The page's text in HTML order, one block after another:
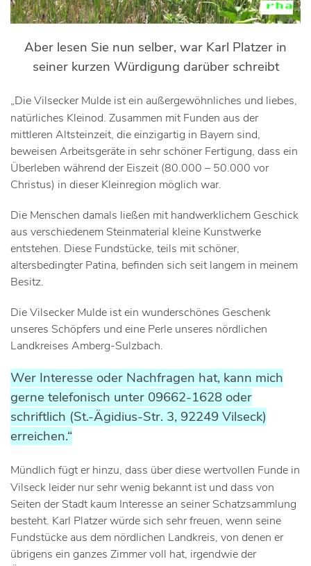
Aber lesen Sie nun selber, war Karl Platzer in
seiner kurzen Würdigung darüber schreibt
„Die Vilsecker Mulde ist ein außergewöhnliches und liebes,
natürliches Kleinod. Zusammen mit Funden aus der
mittleren Altsteinzeit, die einzigartig in Bayern sind,
beweisen Arbeitsgeräte in sehr schöner Fertigung, dass ein
Überleben während der Eiszeit (80.000 – 50.000 vor
Christus) in dieser Kleinregion möglich war.
Die Menschen damals ließen mit handwerklichem Geschick
aus verschiedenem Steinmaterial kleine Kunstwerke
entstehen. Diese Fundstücke, teils mit schöner,
altersbedingter Patina, befinden sich seit langem in meinem
Besitz.
Die Vilsecker Mulde ist ein wunderschönes Geschenk
unseres Schöpfers und eine Perle unseres nördlichen
Landkreises Amberg-Sulzbach.
Wer Interesse oder Nachfragen hat, kann mich
gerne telefonisch unter 09662-1628 oder
schriftlich (St.-Ägidius-Str. 3, 92249 Vilseck)
erreichen.“
Mündlich fügt er hinzu, dass über diese wertvollen Funde in
Vilseck leider nur sehr wenig bekannt ist und dass von
Seiten der Stadt kaum Interesse an seiner Schatzsammlung
besteht. Karl Platzer würde sich sehr freuen, wenn seine
Fundstücke aus dem nördlichen Landkreis, von denen er
übrigens ein ganzes Zimmer voll hat, irgendwie der